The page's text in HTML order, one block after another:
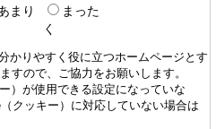
まり
まった
く
かりやすく役に立つホームページとす
すので、ご協力をお願いします。
）が使用できる設定になっていな
クッキー）に対応していない場合は